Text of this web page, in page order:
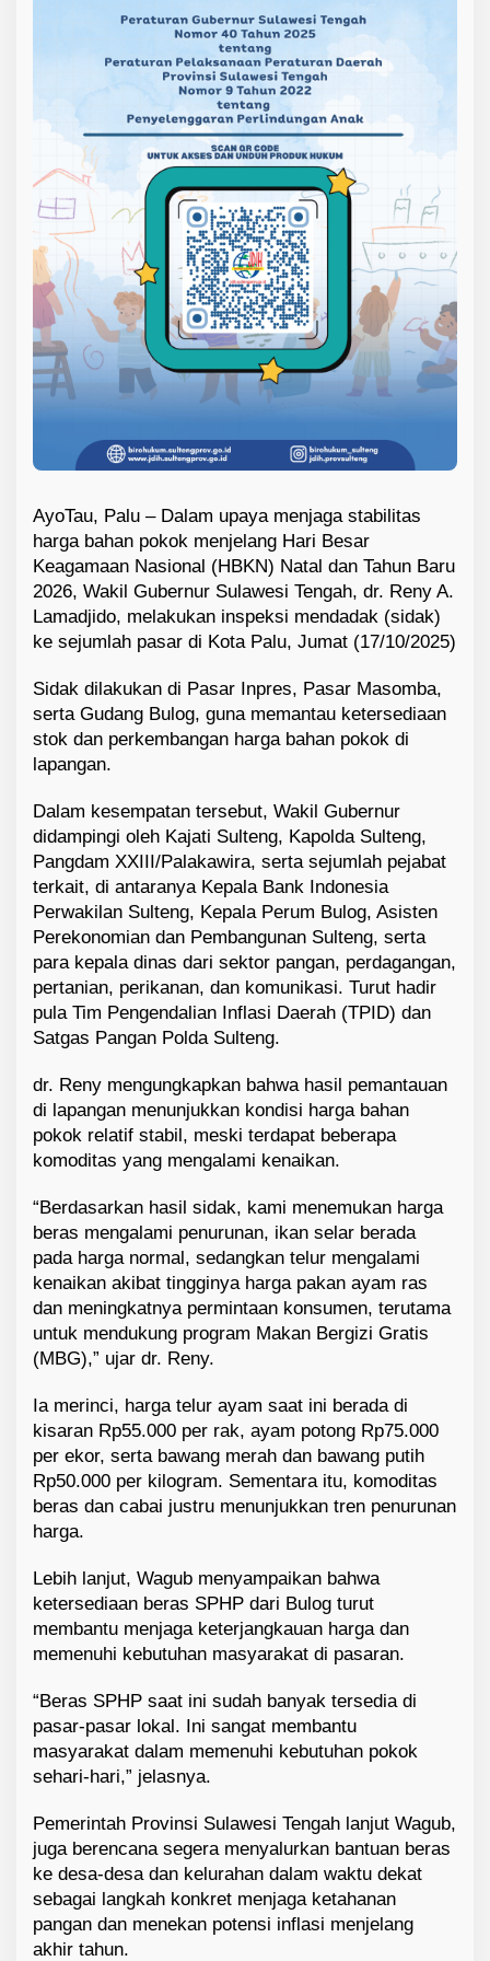
AyoTau, Palu – Dalam upaya menjaga stabilitas
harga bahan pokok menjelang Hari Besar
Keagamaan Nasional (HBKN) Natal dan Tahun Baru
2026, Wakil Gubernur Sulawesi Tengah, dr. Reny A.
Lamadjido, melakukan inspeksi mendadak (sidak)
ke sejumlah pasar di Kota Palu, Jumat (17/10/2025)
Sidak dilakukan di Pasar Inpres, Pasar Masomba,
serta Gudang Bulog, guna memantau ketersediaan
stok dan perkembangan harga bahan pokok di
lapangan.
Dalam kesempatan tersebut, Wakil Gubernur
didampingi oleh Kajati Sulteng, Kapolda Sulteng,
Pangdam XXIII/Palakawira, serta sejumlah pejabat
terkait, di antaranya Kepala Bank Indonesia
Perwakilan Sulteng, Kepala Perum Bulog, Asisten
Perekonomian dan Pembangunan Sulteng, serta
para kepala dinas dari sektor pangan, perdagangan,
pertanian, perikanan, dan komunikasi. Turut hadir
pula Tim Pengendalian Inflasi Daerah (TPID) dan
Satgas Pangan Polda Sulteng.
dr. Reny mengungkapkan bahwa hasil pemantauan
di lapangan menunjukkan kondisi harga bahan
pokok relatif stabil, meski terdapat beberapa
komoditas yang mengalami kenaikan.
“Berdasarkan hasil sidak, kami menemukan harga
beras mengalami penurunan, ikan selar berada
pada harga normal, sedangkan telur mengalami
kenaikan akibat tingginya harga pakan ayam ras
dan meningkatnya permintaan konsumen, terutama
untuk mendukung program Makan Bergizi Gratis
(MBG),” ujar dr. Reny.
Ia merinci, harga telur ayam saat ini berada di
kisaran Rp55.000 per rak, ayam potong Rp75.000
per ekor, serta bawang merah dan bawang putih
Rp50.000 per kilogram. Sementara itu, komoditas
beras dan cabai justru menunjukkan tren penurunan
harga.
Lebih lanjut, Wagub menyampaikan bahwa
ketersediaan beras SPHP dari Bulog turut
membantu menjaga keterjangkauan harga dan
memenuhi kebutuhan masyarakat di pasaran.
“Beras SPHP saat ini sudah banyak tersedia di
pasar-pasar lokal. Ini sangat membantu
masyarakat dalam memenuhi kebutuhan pokok
sehari-hari,” jelasnya.
Pemerintah Provinsi Sulawesi Tengah lanjut Wagub,
juga berencana segera menyalurkan bantuan beras
ke desa-desa dan kelurahan dalam waktu dekat
sebagai langkah konkret menjaga ketahanan
pangan dan menekan potensi inflasi menjelang
akhir tahun.